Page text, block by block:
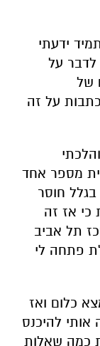
ידעתי
לדבר על
של
על זה
מספר אחד
חוסר
כי אז זה
תל אביב
פתחה לי
כלום ואז
להיכנס
כמה שאלות